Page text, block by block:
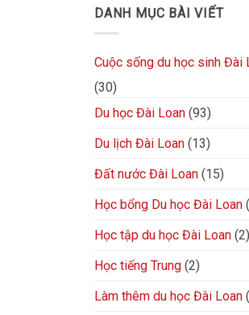
DANH MỤC BÀI VIẾT
Cuộc sống du học sinh Đài
(30)
Du học Đài Loan (93)
Du lịch Đài Loan (13)
Đất nước Đài Loan (15)
Học bổng Du học Đài Loan
Học tập du học Đài Loan (2)
Học tiếng Trung (2)
Làm thêm du học Đài Loan